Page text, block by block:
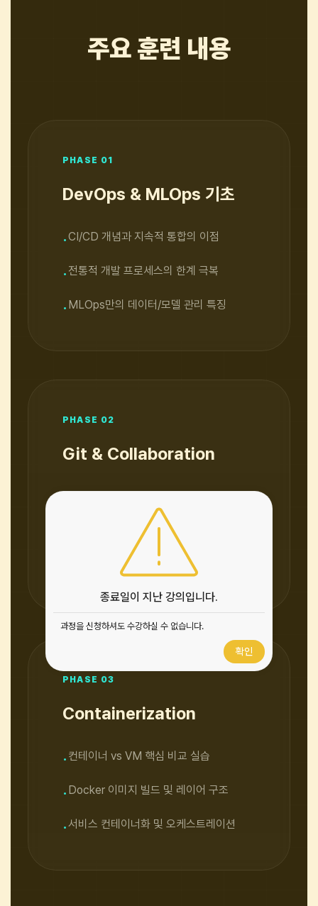
종료일이 지난 강의입니다.
과정을 신청하셔도 수강하실 수 없습니다.
확인